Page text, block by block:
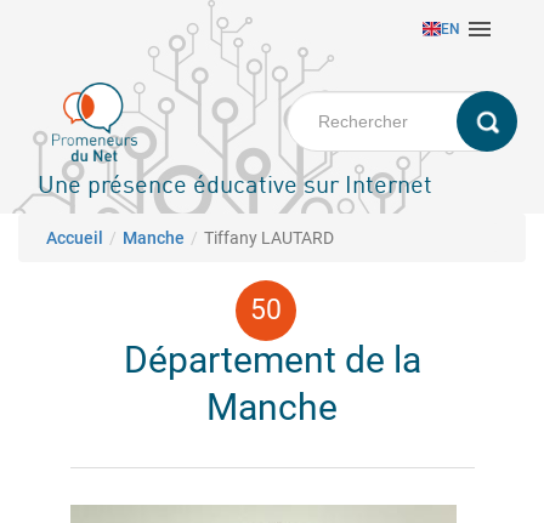
principal
EN 
Une présence éducative sur Internet
Fil d'Ariane
Accueil Manche Tiffany LAUTARD
Département de la
Manche